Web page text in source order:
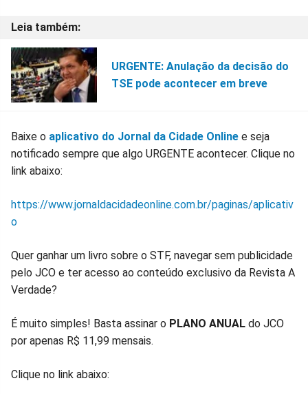
URGENTE: Anulação da decisão do
TSE pode acontecer em breve
Baixe o aplicativo do Jornal da Cidade Online e seja
notificado sempre que algo URGENTE acontecer. Clique no
link abaixo:
https://www.jornaldacidadeonline.com.br/paginas/aplicativ
o
Quer ganhar um livro sobre o STF, navegar sem publicidade
pelo JCO e ter acesso ao conteúdo exclusivo da Revista A
Verdade?
É muito simples! Basta assinar o PLANO ANUAL do JCO
por apenas R$ 11,99 mensais.
Clique no link abaixo: